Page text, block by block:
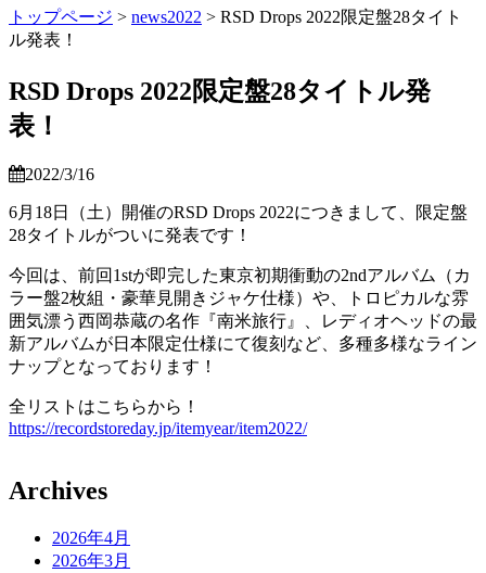
トップページ > news2022 > RSD Drops 2022限定盤28タイト
ル発表！
RSD Drops 2022限定盤28タイトル発
表！
2022/3/16
6月18日（土）開催のRSD Drops 2022につきまして、限定盤
28タイトルがついに発表です！
今回は、前回1stが即完した東京初期衝動の2ndアルバム（カ
ラー盤2枚組・豪華見開きジャケ仕様）や、トロピカルな雰
囲気漂う西岡恭蔵の名作『南米旅行』、レディオヘッドの最
新アルバムが日本限定仕様にて復刻など、多種多様なライン
ナップとなっております！
全リストはこちらから！
https://recordstoreday.jp/itemyear/item2022/
Archives
2026年4月
2026年3月